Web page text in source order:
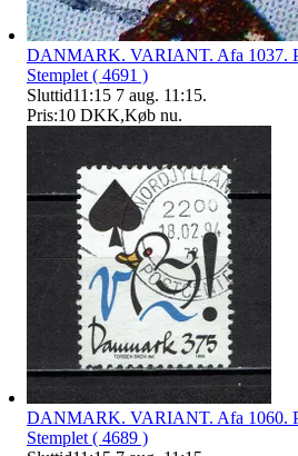
DANMARK. VARIANT. Afa 1037.
Stemplet ( 4691 )
Sluttid11:15 7 aug. 11:15.
Pris:10 DKK,Køb nu.
DANMARK. VARIANT. Afa 1060.
Stemplet ( 4689 )